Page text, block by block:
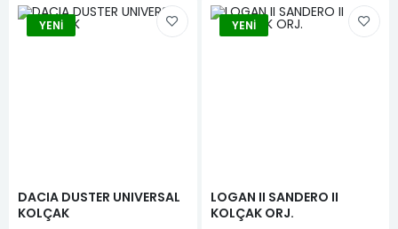
YENI
DACIA DUSTER UNIVERSAL
KOLÇAK
YENI
LOGAN II SANDERO II
KOLÇAK ORJ.